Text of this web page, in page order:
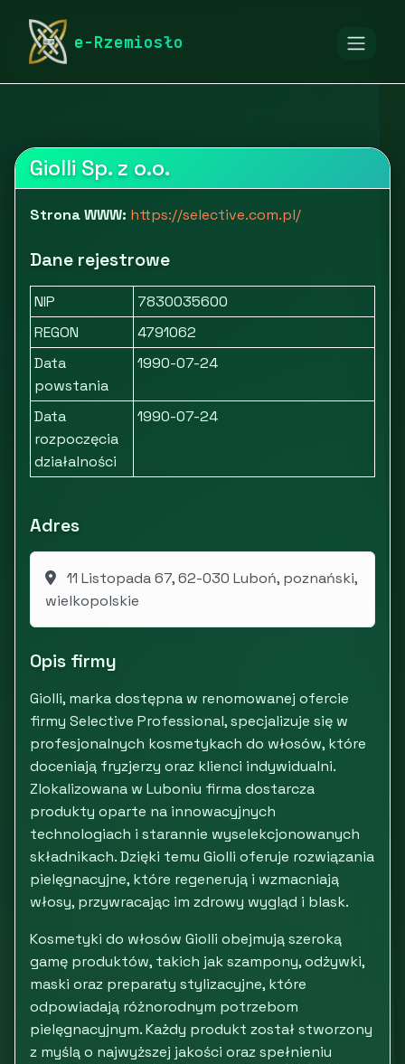
e-Rzemiosło
rymarstwo-poznan.pl
Kosmetyki i pielęgnacja
Giolli Sp. z o.o.
Strona WWW: https://selective.com.pl/
Dane rejestrowe
NIP
7830035600
REGON
4791062
Data
powstania
1990-07-24
Data
rozpoczęcia
działalności
1990-07-24
Adres
11 Listopada 67, 62-030 Luboń, poznański,
wielkopolskie
Opis firmy
Giolli, marka dostępna w renomowanej ofercie
firmy Selective Professional, specjalizuje się w
profesjonalnych kosmetykach do włosów, które
doceniają fryzjerzy oraz klienci indywidualni.
Zlokalizowana w Luboniu firma dostarcza
produkty oparte na innowacyjnych
technologiach i starannie wyselekcjonowanych
składnikach. Dzięki temu Giolli oferuje rozwiązania
pielęgnacyjne, które regenerują i wzmacniają
włosy, przywracając im zdrowy wygląd i blask.
Kosmetyki do włosów Giolli obejmują szeroką
gamę produktów, takich jak szampony, odżywki,
maski oraz preparaty stylizacyjne, które
odpowiadają różnorodnym potrzebom
pielęgnacyjnym. Każdy produkt został stworzony
z myślą o najwyższej jakości oraz spełnieniu